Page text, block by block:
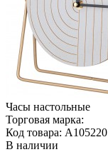
Часы настольные
Торговая марка:
Код товара: A105220
В наличии